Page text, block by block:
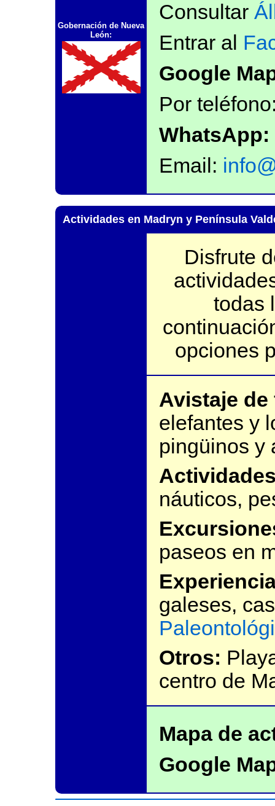
Gobernación de Nueva
León:
Consultar
Entrar al
Google
Por
WhatsApp:
Email:
Actividades en Madryn y Península
Disfrute
todas
opciones
Avistaje de
elefantes y
pingüinos y
náuticos,
paseos en
galeses,
Otros:
centro de
Mapa de
Google